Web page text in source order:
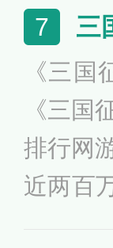
成了网
9年点击
7 三
《三
《三国
排行网
近两百